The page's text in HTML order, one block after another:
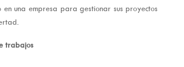
en una empresa para gestionar sus proyectos
trabajos